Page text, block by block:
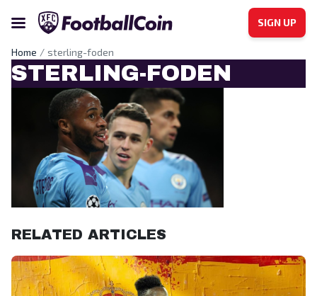
SIGN UP
Home sterling-foden
STERLING-FODEN
RELATED ARTICLES